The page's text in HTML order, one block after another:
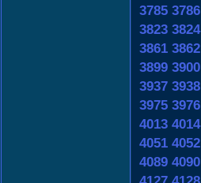
3785 3786
3823 3824
3861 3862
3899 3900
3937 3938
3975 3976
4013 4014
4051 4052
4089 4090